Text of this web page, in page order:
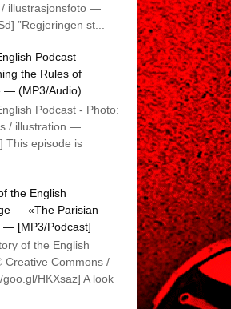
/ illustrasjonsfoto —
”Regjeringen st...
Podcast —
the Rules of
— (MP3/Audio)
Podcast - Photo:
/ illustration —
This episode is
the English
— «The Parisian
— [MP3/Podcast]
of the English
Creative Commons /
HKXsaz] A look